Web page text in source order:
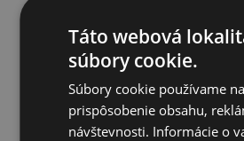
Pletivo oborové Zn - drôt Ø
5,00mm; oko 100mm; výška
160cm
Na dopyt!
skladom/ na výrobu
od
12,38 €bez DPH
(317,44 CZK)
15,22 €s DPH
Táto webová
súbory cookie.
Súbory cookie používame na
prispôsobenie obsahu,
návštevnosti. Informácie o